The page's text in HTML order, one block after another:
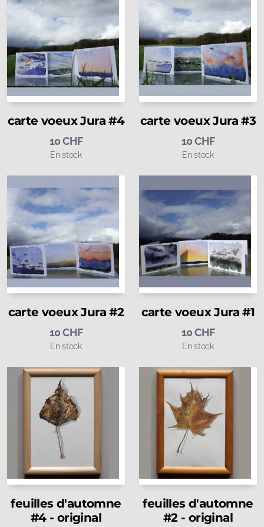
carte voeux Jura #4
10CHF
En stock
carte voeux Jura #3
10CHF
En stock
carte voeux Jura #2
10CHF
En stock
carte voeux Jura #1
10CHF
En stock
feuilles d'automne
#4 - original
feuilles d'automne
#2 - original